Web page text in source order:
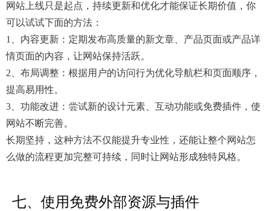
网站上线只是起点，持续更新和优化才能保证长期价值，你
可以试试下面的方法：
1、内容更新：定期发布高质量的新文章、产品页面或产品详
情页面的内容，让网站保持活跃。
2、布局调整：根据用户的访问行为优化导航栏和页面顺序，
提高易用性。
3、功能改进：尝试新的设计元素、互动功能或免费插件，使
网站不断完善。
长期坚持，这种方法不仅能提升专业性，还能让整个网站怎
么做的流程更加完整可持续，同时让网站形成独特风格。
七、使用免费外部资源与插件